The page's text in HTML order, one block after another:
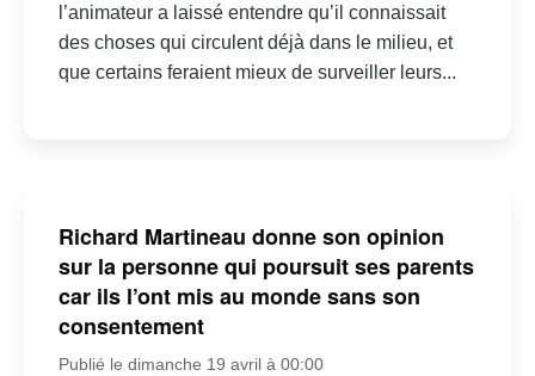
l’animateur a laissé entendre qu’il connaissait
des choses qui circulent déjà dans le milieu, et
que certains feraient mieux de surveiller leurs...
Richard Martineau donne son opinion
sur la personne qui poursuit ses parents
car ils l’ont mis au monde sans son
consentement
Publié le dimanche 19 avril à 00:00